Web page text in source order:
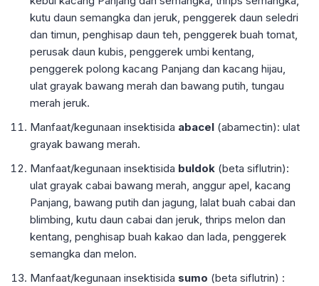
kutu daun semangka dan jeruk, penggerek daun seledri
dan timun, penghisap daun teh, penggerek buah tomat,
perusak daun kubis, penggerek umbi kentang,
penggerek polong kacang Panjang dan kacang hijau,
ulat grayak bawang merah dan bawang putih, tungau
merah jeruk.
Manfaat/kegunaan insektisida abacel (abamectin): ulat
grayak bawang merah.
Manfaat/kegunaan insektisida buldok (beta siflutrin):
ulat grayak cabai bawang merah, anggur apel, kacang
Panjang, bawang putih dan jagung, lalat buah cabai dan
blimbing, kutu daun cabai dan jeruk, thrips melon dan
kentang, penghisap buah kakao dan lada, penggerek
semangka dan melon.
Manfaat/kegunaan insektisida sumo (beta siflutrin) :